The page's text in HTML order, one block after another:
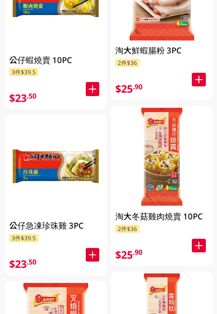
公仔蝦燒賣 10PC
3件$39.5
$23.50
公仔急凍珍珠雞 3PC
3件$39.5
$23.50
淘大鮮蝦腸粉 3PC
2件$36
$25.90
淘大冬菇雞肉燒賣 10PC
2件$36
$25.90